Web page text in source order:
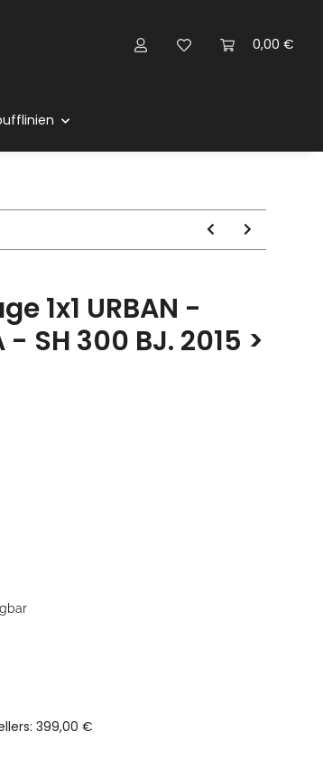
0,00 €
1x1 URBAN -
SH 300 BJ. 2015 >
: 399,00 €